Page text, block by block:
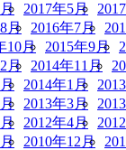
2017年5月
月 2016年7月
10月 2015年9月
月 2014年11月
2014年1月
2013年3月
2012年4月
2010年12月